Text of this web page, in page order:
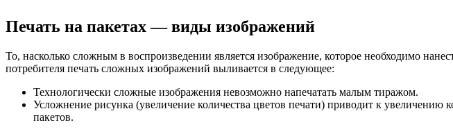
Печать на пакетах — виды изображений
То, насколько сложным в воспроизведении является изображение, которое необходимо
потребителя печать сложных изображений выливается в следующее:
Технологически сложные изображения невозможно напечатать малым тиражом.
Усложнение рисунка (увеличение количества цветов печати) приводит к
пакетов.